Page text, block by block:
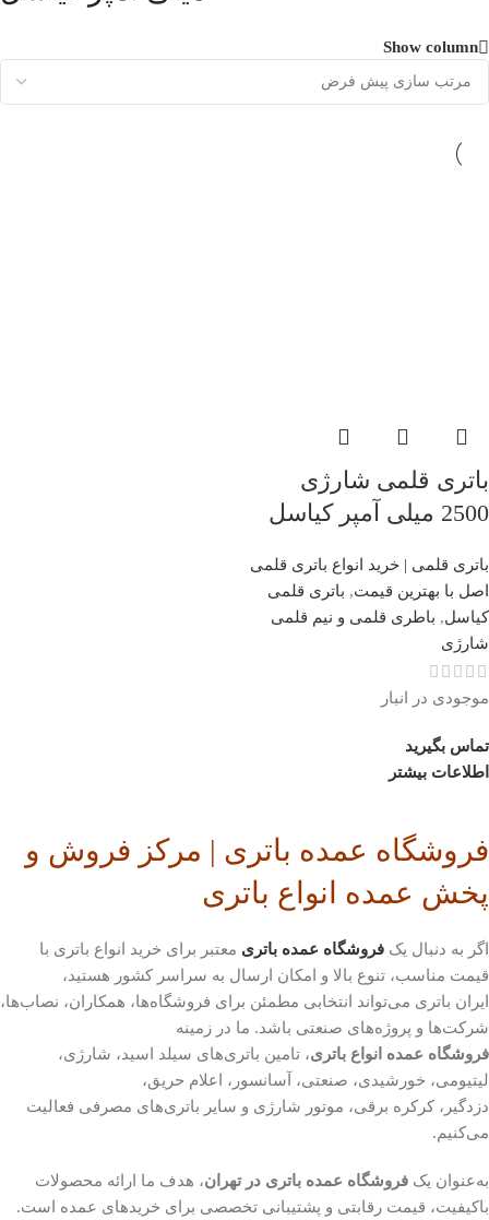
Show column
باتری قلمی شارژی
2500 میلی آمپر کیاسل
باتری قلمی | خرید انواع باتری قلمی
اصل با بهترین قیمت, باتری قلمی
کیاسل, باطری قلمی و نیم قلمی
شارژی
موجودی در انبار
تماس بگیرید
اطلاعات بیشتر
فروشگاه عمده باتری | مرکز فروش و
پخش عمده انواع باتری
اگر به دنبال یک فروشگاه عمده باتری معتبر برای خرید انواع باتری با
قیمت مناسب، تنوع بالا و امکان ارسال به سراسر کشور هستید،
ایران باتری می‌تواند انتخابی مطمئن برای فروشگاه‌ها، همکاران، نصاب‌ها،
شرکت‌ها و پروژه‌های صنعتی باشد. ما در زمینه
فروشگاه عمده انواع باتری، تامین باتری‌های سیلد اسید، شارژی،
لیتیومی، خورشیدی، صنعتی، آسانسور، اعلام حریق،
دزدگیر، کرکره برقی، موتور شارژی و سایر باتری‌های مصرفی فعالیت
می‌کنیم.
به‌عنوان یک فروشگاه عمده باتری در تهران، هدف ما ارائه محصولات
باکیفیت، قیمت رقابتی و پشتیبانی تخصصی برای خریدهای عمده است.